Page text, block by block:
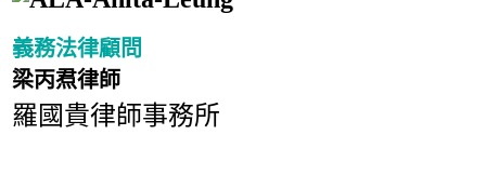
義務法律顧問
梁丙焄律師
羅國貴律師事務所